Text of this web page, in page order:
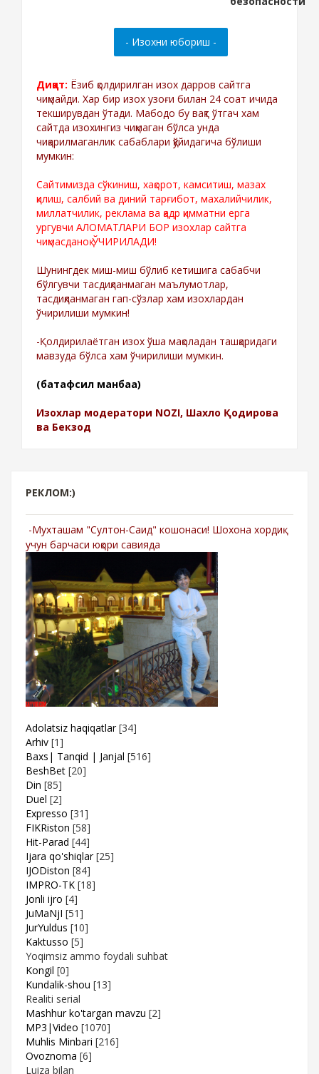
Диққат: Ёзиб қолдирилган изох дарров сайтга
чиқмайди. Хар бир изох узоғи билан 24 соат ичида
текширувдан ўтади. Мабодо бу вақт ўтгач хам
сайтда изохингиз чиқмаган бўлса унда
чиқарилмаганлик сабаблари қўйидагича бўлиши
мумкин:
Сайтимизда сўкиниш, хақорот, камситиш, мазах
қилиш, салбий ва диний тарғибот, махалийчилик,
миллатчилик, реклама ва қадр қимматни ерга
ургувчи АЛОМАТЛАРИ БОР изохлар сайтга
чиқмасданоқ ЎЧИРИЛАДИ!
Шунингдек миш-миш бўлиб кетишига сабабчи
бўлгувчи тасдиқланмаган маълумотлар,
тасдиқланмаган гап-сўзлар хам изохлардан
ўчирилиши мумкин!
-Қолдирилаётган изох ўша мақоладан ташқаридаги
мавзуда бўлса хам ўчирилиши мумкин.
(батафсил манбаа)
Изохлар модератори NOZI, Шахло Қодирова
ва Бекзод
РЕКЛОМ:)
-Мухташам "Султон-Саид" кошонаси! Шохона хордиқ
учун барчаси юқори савияда
Adolatsiz haqiqatlar [34]
Arhiv [1]
Baxs| Tanqid | Janjal [516]
BeshBet [20]
Din [85]
Duel [2]
Expresso [31]
FIKRiston [58]
Hit-Parad [44]
Ijara qo'shiqlar [25]
IJODiston [84]
IMPRO-TK [18]
Jonli ijro [4]
JuMaNjI [51]
JurYuldus [10]
Kaktusso [5]
Yoqimsiz ammo foydali suhbat
Kongil [0]
Kundalik-shou [13]
Realiti serial
Mashhur ko'targan mavzu [2]
MP3|Video [1070]
Muhlis Minbari [216]
Ovoznoma [6]
Luiza bilan